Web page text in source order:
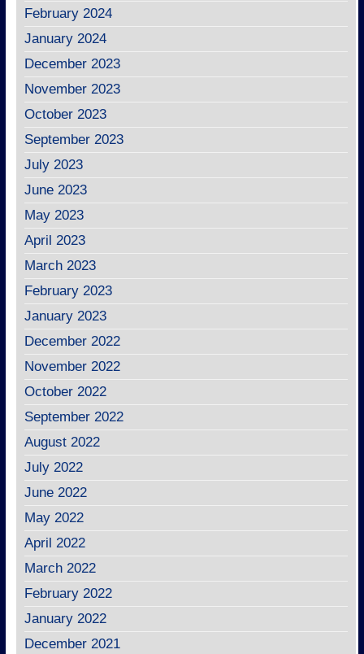
February 2024
January 2024
December 2023
November 2023
October 2023
September 2023
July 2023
June 2023
May 2023
April 2023
March 2023
February 2023
January 2023
December 2022
November 2022
October 2022
September 2022
August 2022
July 2022
June 2022
May 2022
April 2022
March 2022
February 2022
January 2022
December 2021